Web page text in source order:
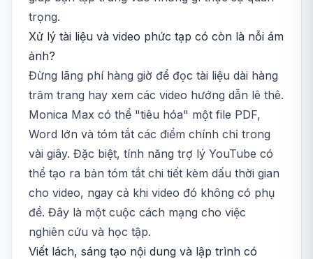
trọng.
Xử lý tài liệu và video phức tạp có còn là nỗi ám
ảnh?
Đừng lãng phí hàng giờ để đọc tài liệu dài hàng
trăm trang hay xem các video hướng dẫn lê thê.
Monica Max có thể "tiêu hóa" một file PDF,
Word lớn và tóm tắt các điểm chính chỉ trong
vài giây. Đặc biệt, tính năng trợ lý YouTube có
thể tạo ra bản tóm tắt chi tiết kèm dấu thời gian
cho video, ngay cả khi video đó không có phụ
đề. Đây là một cuộc cách mạng cho việc
nghiên cứu và học tập.
Viết lách, sáng tạo nội dung và lập trình có